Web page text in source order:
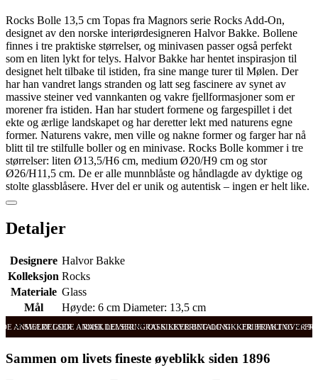
Rocks Bolle 13,5 cm Topas fra Magnors serie Rocks Add-On,
designet av den norske interiørdesigneren Halvor Bakke. Bollene
finnes i tre praktiske størrelser, og minivasen passer også perfekt
som en liten lykt for telys. Halvor Bakke har hentet inspirasjon til
designet helt tilbake til istiden, fra sine mange turer til Mølen. Der
har han vandret langs stranden og latt seg fascinere av synet av
massive steiner ved vannkanten og vakre fjellformasjoner som er
morener fra istiden. Han har studert formene og fargespillet i det
ekte og ærlige landskapet og har deretter lekt med naturens egne
former. Naturens vakre, men ville og nakne former og farger har nå
blitt til tre stilfulle boller og en minivase. Rocks Bolle kommer i tre
størrelser: liten Ø13,5/H6 cm, medium Ø20/H9 cm og stor
Ø26/H11,5 cm. De er alle munnblåste og håndlagde av dyktige og
stolte glassblåsere. Hver del er unik og autentisk – ingen er helt like.
Detaljer
Designere Halvor Bakke
Kolleksjon Rocks
Materiale Glass
Mål
Høyde: 6 cm Diameter: 13,5 cm
ANMELDELSER RASK LEVERING OG SIKKER BETALING FRI FRAKT OVER
SVÆRT GODE ANMELDELSER RASK LEVERING OG SIKKER BETALING
Sammen om livets fineste øyeblikk siden 1896